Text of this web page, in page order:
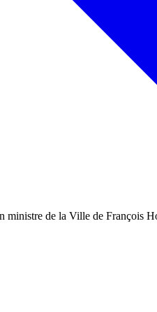
ministre de la Ville de François